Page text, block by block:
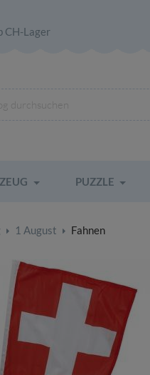
CH-Lager
PUZZLE
1 August Fahnen